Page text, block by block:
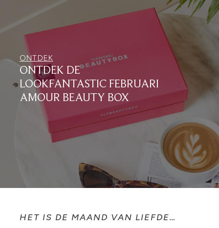
ONTDEK
ONTDEK DE
LOOKFANTASTIC FEBRUARI
AMOUR BEAUTY BOX
HET IS DE MAAND VAN LIEFDE…